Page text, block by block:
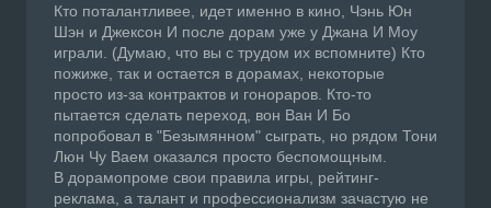
Кто поталантливее, идет именно в кино, Чэнь Юн
Шэн и Джексон И после дорам уже у Джана И Моу
играли. (Думаю, что вы с трудом их вспомните) Кто
пожиже, так и остается в дорамах, некоторые
просто из-за контрактов и гонораров. Кто-то
пытается сделать переход, вон Ван И Бо
попробовал в "Безымянном" сыграть, но рядом Тони
Люн Чу Ваем оказался просто беспомощным.
В дорамопроме свои правила игры, рейтинг-
реклама, а талант и профессионализм зачастую не